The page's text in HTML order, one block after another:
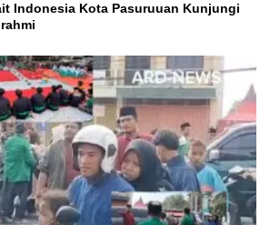
Indonesia Kota Pasuruuan Kunjungi